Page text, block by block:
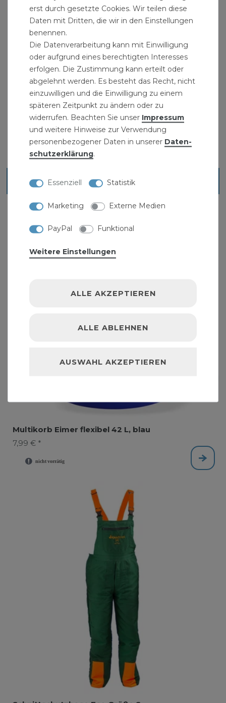
Astschere Alu Teleskop 68-95 cm
29,99 € *
Blick ins Sortiment
Multikorb Eimer flexibel 42 L, blau
7,99 € *
erst durch gesetzte Cookies. Wir teilen diese
Daten mit Dritten, die wir in den Einstellungen
benennen.
Die Datenverarbeitung kann mit Einwilligung
oder aufgrund eines berechtigten Interesses
erfolgen. Die Zustimmung kann erteilt oder
abgelehnt werden. Es besteht das Recht, nicht
einzuwilligen und die Einwilligung zu einem
späteren Zeitpunkt zu ändern oder zu
widerrufen. Beachten Sie unser Impressum
und weitere Hinweise zur Verwendung
personenbezogener Daten in unserer Daten­
schutz­erklärung.
Essenziell Statistik
Marketing Externe Medien
PayPal Funktional
Weitere Einstellungen
ALLE AKZEPTIEREN
ALLE ABLEHNEN
AUSWAHL AKZEPTIEREN